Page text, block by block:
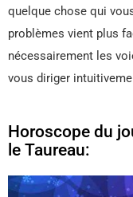
quelque chose qui
problèmes vient plus
nécessairement les
vous diriger
Horoscope du
le Taureau: